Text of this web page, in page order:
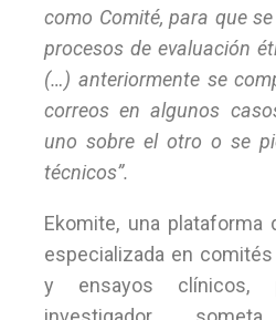
como Comité, para que
procesos de evaluación
(…) anteriormente se
correos en algunos
uno sobre el otro o se
técnicos”.
Ekomite, una plataforma
especializada en
y ensayos clínicos,